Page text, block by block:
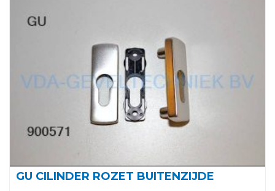
GU CILINDER ROZET BUITENZIJDE